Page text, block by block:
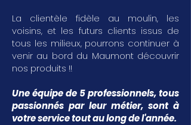
La clientèle fidèle au moulin, les
voisins, et les futurs clients issus de
tous les milieux, pourrons continuer à
venir au bord du Maumont découvrir
nos produits !!
Une équipe de 5 professionnels, tous
passionnés par leur métier, sont à
votre service tout au long de l'année.